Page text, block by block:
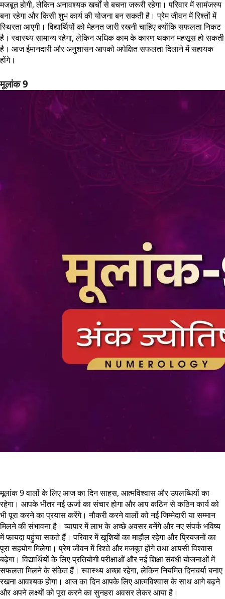
मजबूत होगी, लेकिन अनावश्यक खर्चों से बचना जरूरी रहेगा। परिवार में सामंजस्य
बना रहेगा और किसी शुभ कार्य की योजना बन सकती है। प्रेम जीवन में रिश्तों में
स्थिरता आएगी। विद्यार्थियों को मेहनत जारी रखनी चाहिए क्योंकि सफलता निकट
है। स्वास्थ्य सामान्य रहेगा, लेकिन अधिक काम के कारण थकान महसूस हो सकती
है। आज ईमानदारी और अनुशासन आपको अपेक्षित सफलता दिलाने में सहायक
होंगे।
मूलांक 9
मूलांक 9 वालों के लिए आज का दिन साहस, आत्मविश्वास और उपलब्धियों का
रहेगा। आपके भीतर नई ऊर्जा का संचार होगा और आप कठिन से कठिन कार्य को
भी पूरा करने का प्रयास करेंगे। नौकरी करने वालों को नई जिम्मेदारी या सम्मान
मिलने की संभावना है। व्यापार में लाभ के अच्छे अवसर बनेंगे और नए संपर्क भविष्य
में फायदा पहुंचा सकते हैं। परिवार में खुशियों का माहौल रहेगा और प्रियजनों का
पूरा सहयोग मिलेगा। प्रेम जीवन में रिश्ते और मजबूत होंगे तथा आपसी विश्वास
बढ़ेगा। विद्यार्थियों के लिए प्रतियोगी परीक्षाओं और नई शिक्षा संबंधी योजनाओं में
सफलता मिलने के संकेत हैं। स्वास्थ्य अच्छा रहेगा, लेकिन नियमित दिनचर्या बनाए
रखना आवश्यक होगा। आज का दिन आपके लिए आत्मविश्वास के साथ आगे बढ़ने
और अपने लक्ष्यों को पूरा करने का सुनहरा अवसर लेकर आया है।